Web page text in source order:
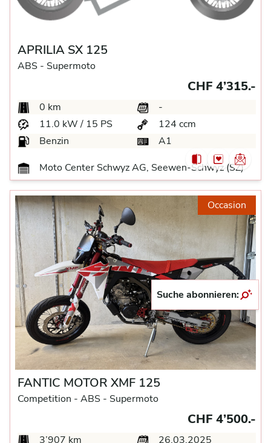
APRILIA SX 125
ABS - Supermoto
CHF 4’315.-
0 km
-
11.0 kW / 15 PS
124 ccm
Benzin
A1
Moto Center Schwyz AG, Seewen-Schwyz (SZ)
Occasion
FANTIC MOTOR XMF 125
Competition - ABS - Supermoto
CHF 4’500.-
3’907 km
26.03.2025
Suche abonnieren: